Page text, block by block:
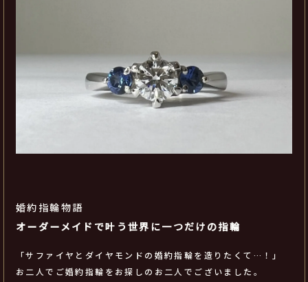
婚約指輪物語
オーダーメイドで叶う世界に一つだけの指輪
「サファイヤとダイヤモンドの婚約指輪を造りたくて…！」
お二人でご婚約指輪をお探しのお二人でございました。